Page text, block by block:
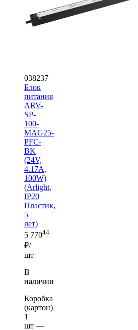
038237
Блок
питания
ARV-
SP-
100-
MAG25-
PFC-
BK
(24V,
4.17A,
100W)
(Arlight,
IP20
Пластик,
5
лет)
5 77044
₽/
шт
В
наличии
Коробка
(картон)
1
шт —